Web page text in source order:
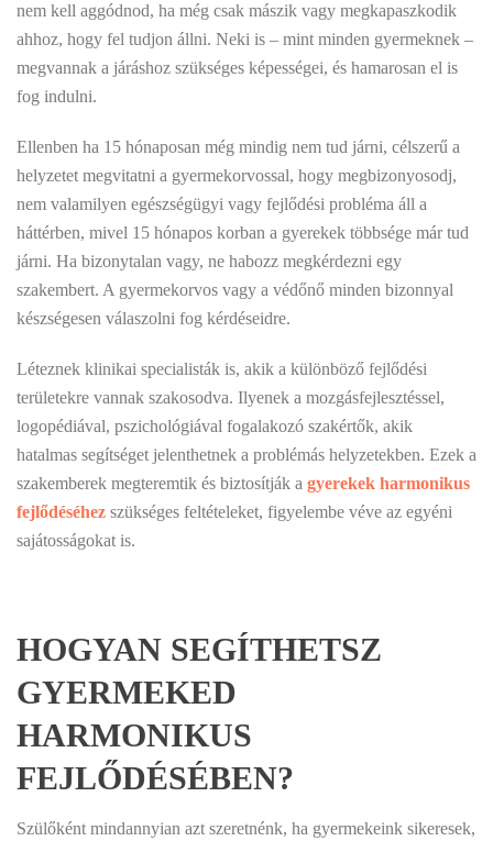
nem kell aggódnod, ha még csak mászik vagy megkapaszkodik
ahhoz, hogy fel tudjon állni. Neki is – mint minden gyermeknek –
megvannak a járáshoz szükséges képességei, és hamarosan el is
fog indulni.
Ellenben ha 15 hónaposan még mindig nem tud járni, célszerű a
helyzetet megvitatni a gyermekorvossal, hogy megbizonyosodj,
nem valamilyen egészségügyi vagy fejlődési probléma áll a
háttérben, mivel 15 hónapos korban a gyerekek többsége már tud
járni. Ha bizonytalan vagy, ne habozz megkérdezni egy
szakembert. A gyermekorvos vagy a védőnő minden bizonnyal
készségesen válaszolni fog kérdéseidre.
Léteznek klinikai specialisták is, akik a különböző fejlődési
területekre vannak szakosodva. Ilyenek a mozgásfejlesztéssel,
logopédiával, pszichológiával fogalakozó szakértők, akik
hatalmas segítséget jelenthetnek a problémás helyzetekben. Ezek a
szakemberek megteremtik és biztosítják a gyerekek harmonikus
fejlődéséhez szükséges feltételeket, figyelembe véve az egyéni
sajátosságokat is.
HOGYAN SEGÍTHETSZ
GYERMEKED
HARMONIKUS
FEJLŐDÉSÉBEN?
Szülőként mindannyian azt szeretnénk, ha gyermekeink sikeresek,